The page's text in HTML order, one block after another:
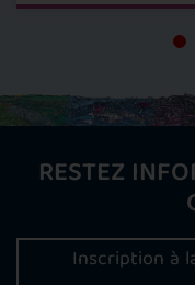
RESTEZ
Inscription à